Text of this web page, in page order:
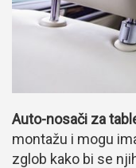
Auto-nosači za
montažu i mogu
zglob kako bi se